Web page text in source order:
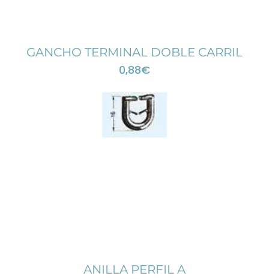
GANCHO TERMINAL DOBLE CARRIL
0,88€
ANILLA PERFIL A